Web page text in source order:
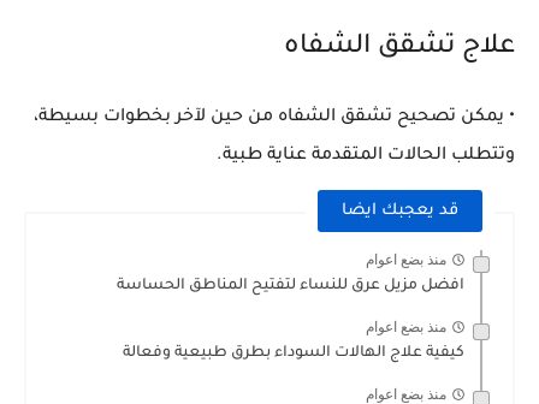
علاج تشقق الشفاه
• يمكن تصحيح تشقق الشفاه من حين لآخر بخطوات بسيطة،
وتتطلب الحالات المتقدمة عناية طبية.
قد يعجبك ايضا
منذ بضع اعوام
افضل مزيل عرق للنساء لتفتيح المناطق الحساسة
منذ بضع اعوام
كيفية علاج الهالات السوداء بطرق طبيعية وفعالة
منذ بضع اعوام